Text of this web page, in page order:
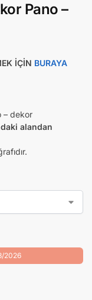
Pano –
İÇİN BURAYA
– dekor
alandan
2026